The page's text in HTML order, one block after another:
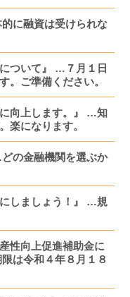
に融資は受けられな
ついて』 …７月１日
。ご準備ください。
に向上します。』 …知
楽になります。
の金融機関を選ぶか
にしましょう！』 …規
性向上促進補助金に
は令和４年８月１８